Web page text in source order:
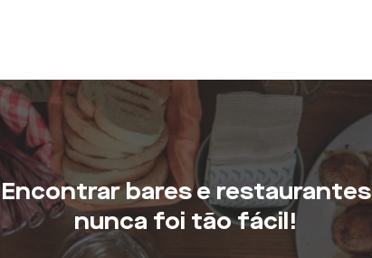
Encontrar bares e restaurantes
nunca foi tão fácil!